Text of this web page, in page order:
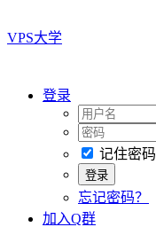
VPS大学
登录
记住密码
忘记密码？
加入Q群